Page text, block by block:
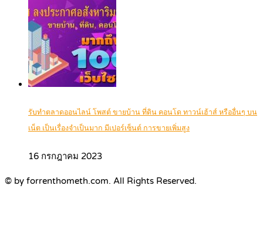
รับทำตลาดออนไลน์ โพสต์ ขายบ้าน ที่ดิน คอนโด ทาวน์เฮ้าส์ หรืออื่นๆ บน
เน็ต เป็นเรื่องจำเป็นมาก มีเปอร์เซ็นต์ การขายเพิ่มสูง
16 กรกฎาคม 2023
© by forrenthometh.com. All Rights Reserved.